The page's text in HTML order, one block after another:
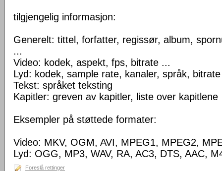
tilgjengelig informasjon:
Generelt: tittel, forfatter, regissør, album,
...
Video: kodek, aspekt, fps, bitrate ...
Lyd: kodek, sample rate, kanaler, språk,
Tekst: språket teksting
Kapitler: greven av kapitler, liste over kapitlene
Eksempler på støttede formater:
Video: MKV, OGM, AVI, MPEG1, MPEG2,
Lyd: OGG, MP3, WAV, RA, AC3, DTS, AAC,
Foreslå rettinger